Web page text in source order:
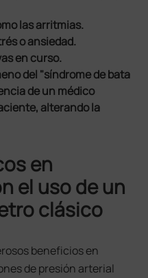
las arritmias.
o ansiedad.
en curso.
del "síndrome de bata
de un médico
alterando la
en
el uso de un
clásico
beneficios en
de presión arterial